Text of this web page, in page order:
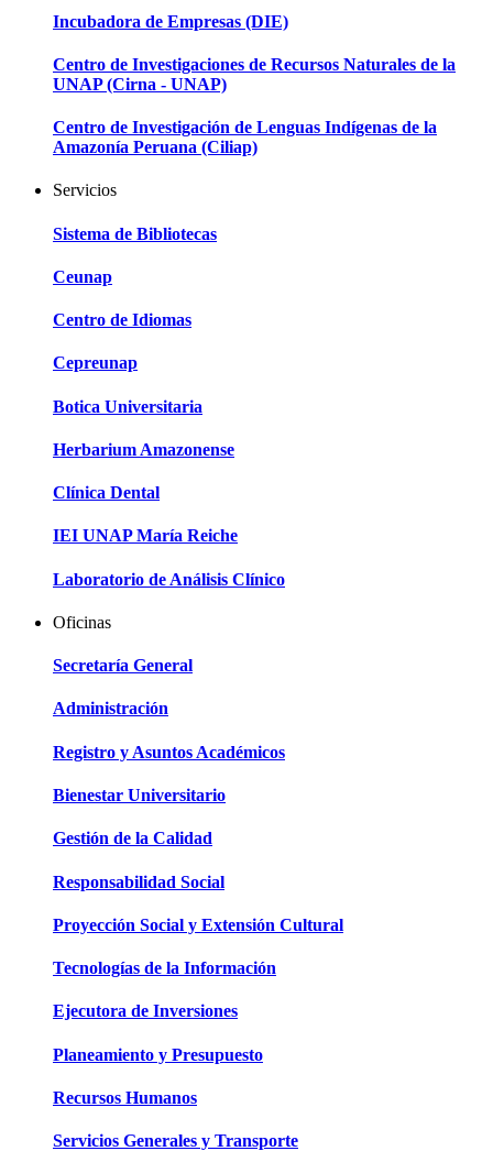
Incubadora de Empresas (DIE)
Centro de Investigaciones de Recursos Naturales de la
UNAP (Cirna - UNAP)
Centro de Investigación de Lenguas Indígenas de la
Amazonía Peruana (Ciliap)
Servicios
Sistema de Bibliotecas
Ceunap
Centro de Idiomas
Cepreunap
Botica Universitaria
Herbarium Amazonense
Clínica Dental
IEI UNAP María Reiche
Laboratorio de Análisis Clínico
Oficinas
Secretaría General
Administración
Registro y Asuntos Académicos
Bienestar Universitario
Gestión de la Calidad
Responsabilidad Social
Proyección Social y Extensión Cultural
Tecnologías de la Información
Ejecutora de Inversiones
Planeamiento y Presupuesto
Recursos Humanos
Servicios Generales y Transporte